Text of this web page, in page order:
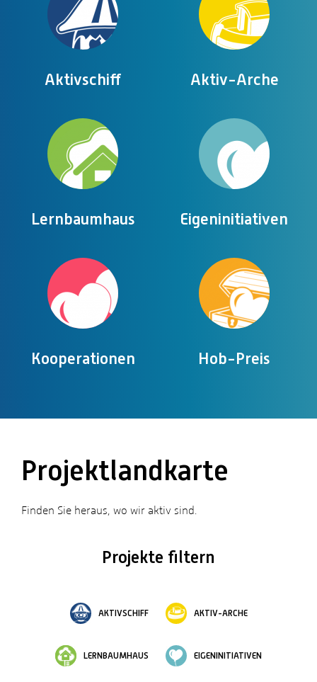
Aktivschiff Aktiv-Arche
Lernbaumhaus Eigeninitiativen
Kooperationen Hob-Preis
Projektlandkarte
Finden Sie heraus, wo wir aktiv sind.
Projekte filtern
AKTIVSCHIFF AKTIV-ARCHE
LERNBAUMHAUS EIGENINITIATIVEN